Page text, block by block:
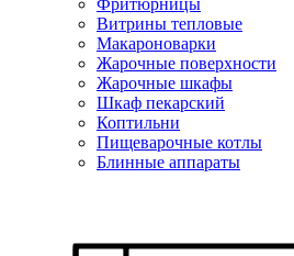
Витрины тепловые
Макароноварки
Жарочные поверхности
Жарочные шкафы
Шкаф пекарский
Коптильни
Пищеварочные котлы
Блинные аппараты